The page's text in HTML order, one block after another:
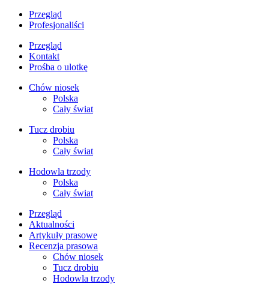
Przegląd
Profesjonaliści
Przegląd
Kontakt
Prośba o ulotkę
Chów niosek
Polska
Cały świat
Tucz drobiu
Polska
Cały świat
Hodowla trzody
Polska
Cały świat
Przegląd
Aktualności
Artykuły prasowe
Recenzja prasowa
Chów niosek
Tucz drobiu
Hodowla trzody